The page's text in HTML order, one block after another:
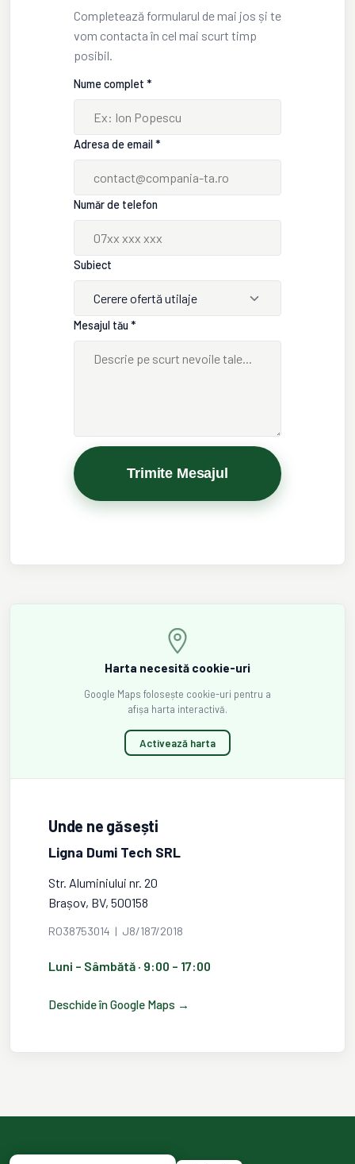
Completează formularul de mai jos și te
vom contacta în cel mai scurt timp
posibil.
Nume complet *
Adresa de email *
Număr de telefon
Subiect
Cerere ofertă utilaje
Mesajul tău *
Trimite Mesajul
Harta necesită cookie-uri
Google Maps folosește cookie-uri pentru a
afișa harta interactivă.
Activează harta
Unde ne găsești
Ligna Dumi Tech SRL
Str. Aluminiului nr. 20
Brașov, BV, 500158
RO38753014 | J8/187/2018
Luni – Sâmbătă · 9:00 – 17:00
Deschide în Google Maps →